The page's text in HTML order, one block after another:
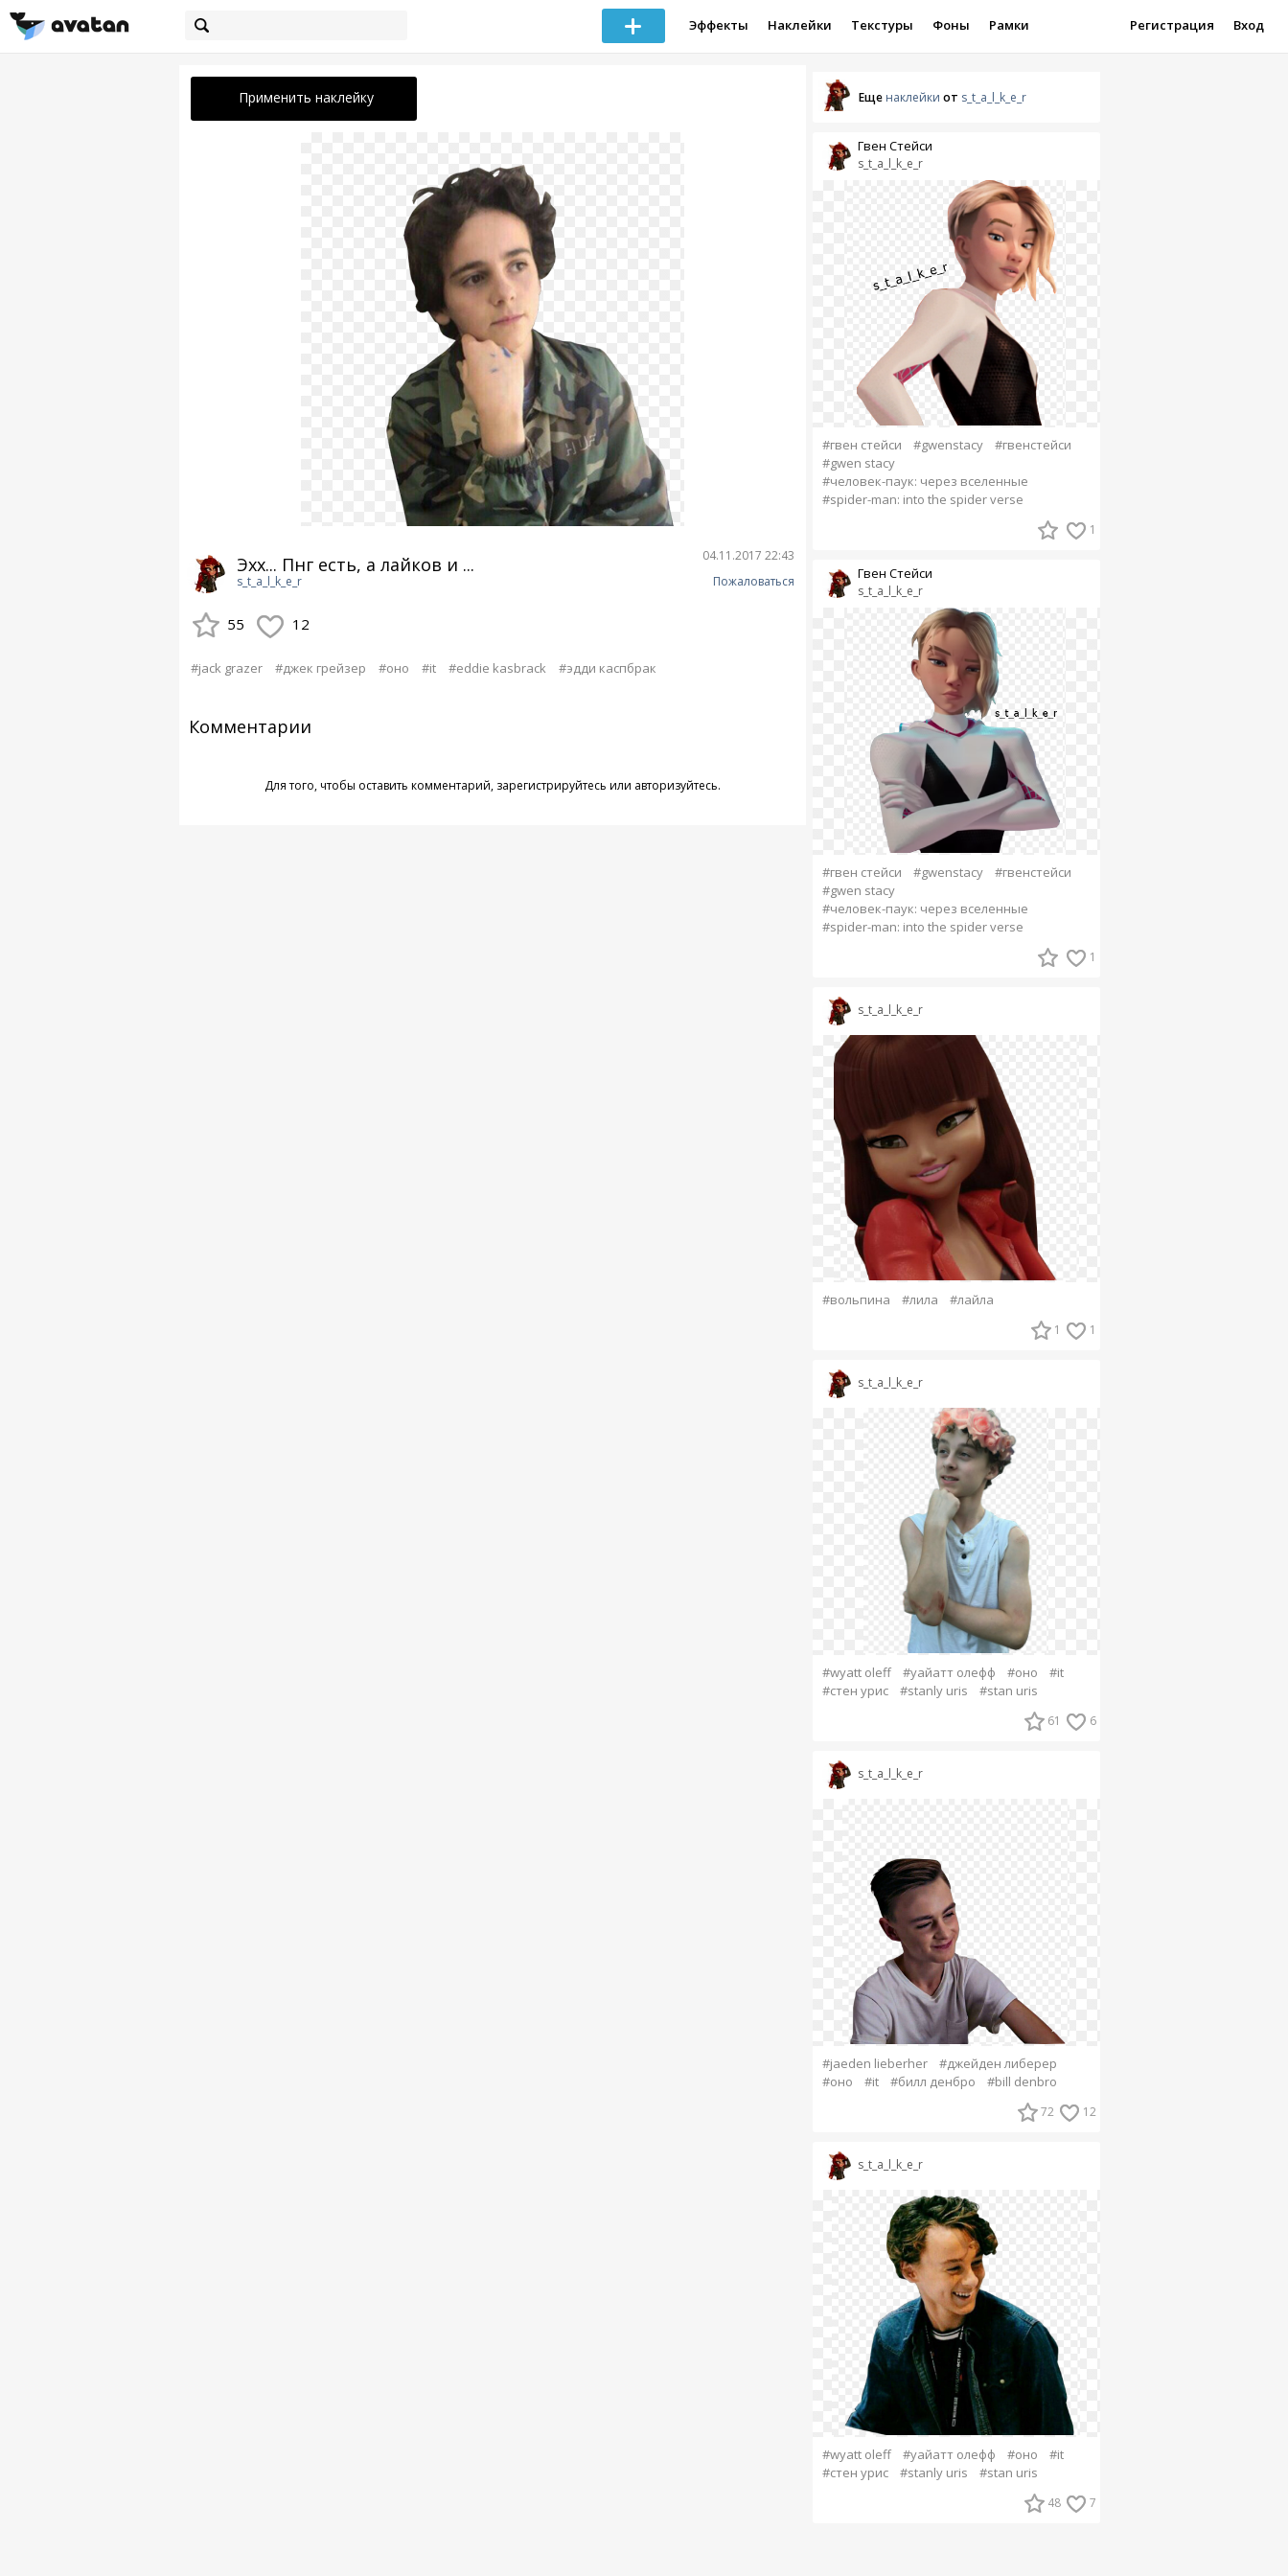
Эффекты Наклейки Текстуры Фоны Рамки Регистрация Вход
Применить наклейку
Эхх... Пнг есть, а лайков и ...
s_t_a_l_k_e_r
04.11.2017 22:43
Пожаловаться
55 12
#jack grazer #джек грейзер #оно #it #eddie kasbrack #эдди каспбрак
Комментарии
Для того, чтобы оставить комментарий, зарегистрируйтесь или авторизуйтесь.
Еще наклейки от s_t_a_l_k_e_r
s_t_a_l_k_e_r
Гвен Стейси
#гвен стейси #gwenstacy
#гвенстейси
#gwen stacy
#человек-паук: через вселенные
#spider-man: into the spider verse
1
s_t_a_l_k_e_r
Гвен Стейси
#гвен стейси #gwenstacy
#гвенстейси
#gwen stacy
#человек-паук: через вселенные
#spider-man: into the spider verse
1
s_t_a_l_k_e_r
#вольпина #лила #лайла
1 1
s_t_a_l_k_e_r
#wyatt oleff #уайатт олефф #оно
#it
#стен урис
#stanly uris #stan uris
61 6
s_t_a_l_k_e_r
#jaeden lieberher
#джейден либерер
#оно
#it #билл денбро #bill denbro
72 12
s_t_a_l_k_e_r
#wyatt oleff #уайатт олефф #оно
#it
#стен урис
#stanly uris #stan uris
48 7